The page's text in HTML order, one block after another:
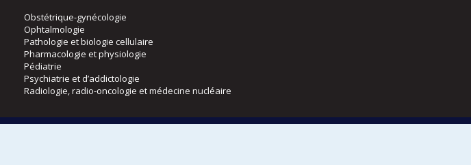
Obstétrique-gynécologie
Ophtalmologie
Pathologie et biologie cellulaire
Pharmacologie et physiologie
Pédiatrie
Psychiatrie et d’addictologie
Radiologie, radio-oncologie et médecine nucléaire